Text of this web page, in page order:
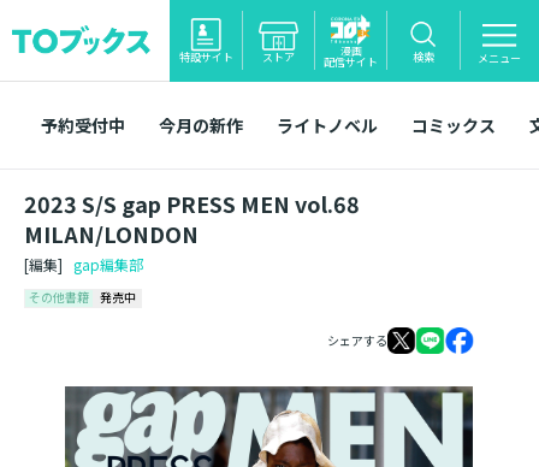
特設サイト ストア 漫画
配信サイト 検索 メニュー
予約受付中 今月の新作 ライトノベル コミックス
2023 S/S gap PRESS MEN vol.68
MILAN/LONDON
[編集] gap編集部
その他書籍 発売中
シェアする